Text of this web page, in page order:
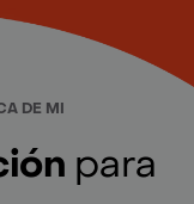
DE MI
para